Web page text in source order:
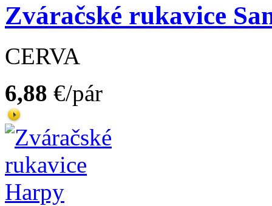
Zváračské rukavice
CERVA
6,88 €/pár